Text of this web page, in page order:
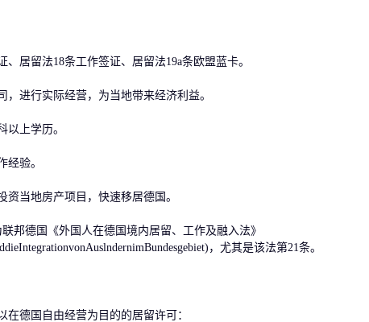
留法18条工作签证、居留法19a条欧盟蓝卡。
进行实际经营，为当地带来经济利益。
上学历。
验。
当地房产项目，快速移居德国。
德国《外国人在德国境内居留、工作及融入法》
，尤其是该法第21条。
德国自由经营为目的的居留许可：